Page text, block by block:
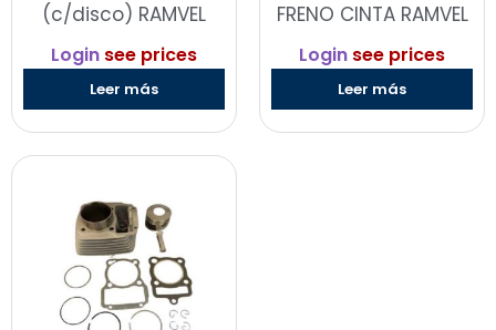
(c/disco) RAMVEL
Login see prices
Leer más
FRENO CINTA RAMVEL
Login see prices
Leer más